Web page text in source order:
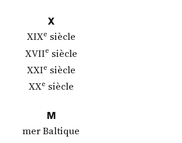
X
XIXe siècle
XVIIe siècle
XXIe siècle
XXe siècle
M
mer Baltique